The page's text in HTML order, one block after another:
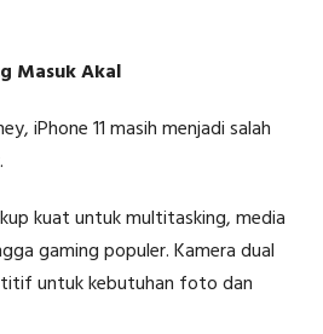
Masuk Akal
iPhone 11 masih menjadi salah
kuat untuk multitasking, media
gaming populer. Kamera dual
untuk kebutuhan foto dan